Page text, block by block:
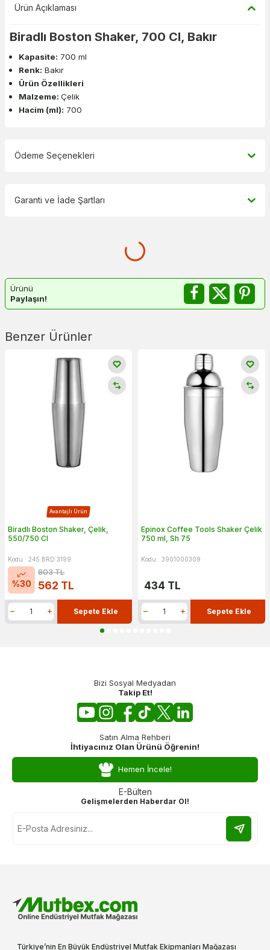
Ürün Açıklaması
Biradlı Boston Shaker, 700 Cl, Bakır
Kapasite: 700 ml
Renk: Bakır
Ürün Özellikleri
Malzeme: Çelik
Hacim (ml): 700
Ödeme Seçenekleri
Garanti ve İade Şartları
Ürünü
Paylaşın!
Benzer Ürünler
Avantajlı Ürün
Biradlı Boston Shaker, Çelik,
550/750 Cl
Kodu : 245.BRD.3199
%30
803TL
562 TL
Sepete Ekle
Epinox Coffee Tools Shaker Çelik
750 ml, Sh 75
Kodu : 3901000309
434 TL
Sepete Ekle
Bizi Sosyal Medyadan
Takip Et!
Satın Alma Rehberi
İhtiyacınız Olan Ürünü Öğrenin!
Hemen İncele!
E-Bülten
Gelişmelerden Haberdar Ol!
Türkiye’nin En Büyük Endüstriyel Mutfak Ekipmanları Mağazası